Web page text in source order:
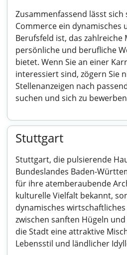
Zusammenfassend lässt sich
Commerce ein dynamisches
Berufsfeld ist, das
persönliche und berufliche
bietet. Wenn Sie an einer
interessiert sind, zögern Sie
Stellenanzeigen nach
suchen und sich zu
Stuttgart
Stuttgart, die pulsierende
Bundeslandes Baden-
für ihre atemberaubende
kulturelle Vielfalt bekannt,
dynamisches
zwischen sanften Hügeln
die Stadt eine attraktive
Lebensstil und ländlicher